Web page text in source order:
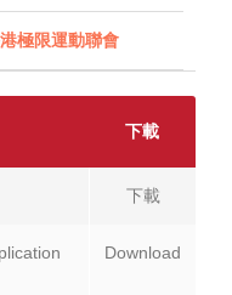
極限運動聯會
下載
下載
Download